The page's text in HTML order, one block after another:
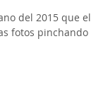
del 2015 que el
fotos pinchando